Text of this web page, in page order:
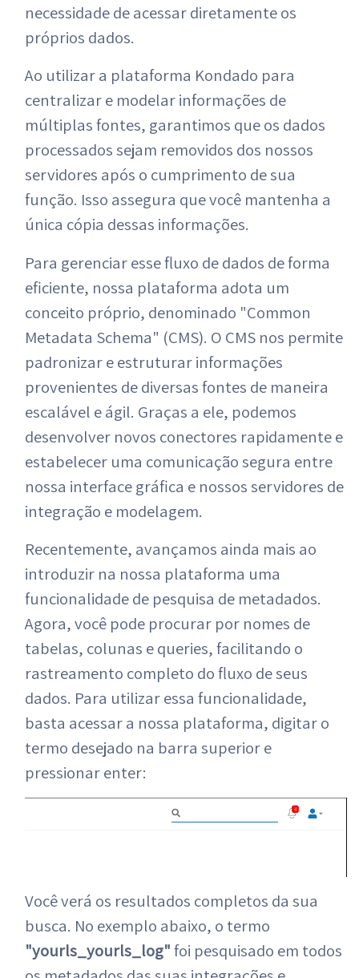
necessidade de acessar diretamente os
próprios dados.
Ao utilizar a plataforma Kondado para
centralizar e modelar informações de
múltiplas fontes, garantimos que os dados
processados sejam removidos dos nossos
servidores após o cumprimento de sua
função. Isso assegura que você mantenha a
única cópia dessas informações.
Para gerenciar esse fluxo de dados de forma
eficiente, nossa plataforma adota um
conceito próprio, denominado "Common
Metadata Schema" (CMS). O CMS nos permite
padronizar e estruturar informações
provenientes de diversas fontes de maneira
escalável e ágil. Graças a ele, podemos
desenvolver novos conectores rapidamente e
estabelecer uma comunicação segura entre
nossa interface gráfica e nossos servidores de
integração e modelagem.
Recentemente, avançamos ainda mais ao
introduzir na nossa plataforma uma
funcionalidade de pesquisa de metadados.
Agora, você pode procurar por nomes de
tabelas, colunas e queries, facilitando o
rastreamento completo do fluxo de seus
dados. Para utilizar essa funcionalidade,
basta acessar a nossa plataforma, digitar o
termo desejado na barra superior e
pressionar enter:
Você verá os resultados completos da sua
busca. No exemplo abaixo, o termo
"yourls_yourls_log"foi pesquisado em todos